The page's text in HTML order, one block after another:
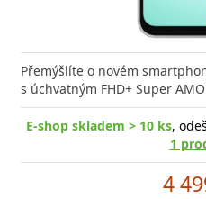
Přemýšlíte o novém
s úchvatným FHD+ Super
E-shop skladem > 10 ks,
1
4